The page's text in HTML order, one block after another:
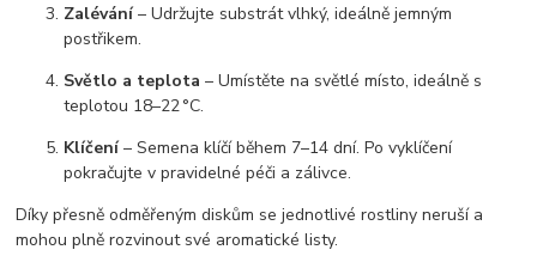
Zalévání– Udržujte substrát vlhký, ideálně jemným
postřikem.
Světlo a teplota – Umístěte na světlé místo, ideálně s
teplotou 18–22 °C.
Klíčení– Semena klíčí během 7–14 dní. Po vyklíčení
pokračujte v pravidelné péči a zálivce.
Díky přesně odměřeným diskům se jednotlivé rostliny neruší a
mohou plně rozvinout své aromatické listy.